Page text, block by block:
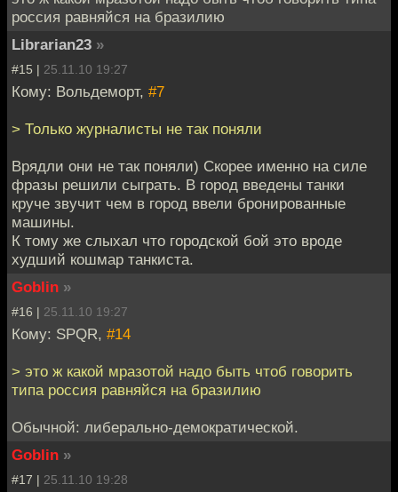
россия равняйся на бразилию
Librarian23 »
#15 | 25.11.10 19:27
Кому: Вольдеморт, #7
> Только журналисты не так поняли
Врядли они не так поняли) Скорее именно на силе
фразы решили сыграть. В город введены танки
круче звучит чем в город ввели бронированные
машины.
К тому же слыхал что городской бой это вроде
худший кошмар танкиста.
Goblin »
#16 | 25.11.10 19:27
Кому: SPQR, #14
> это ж какой мразотой надо быть чтоб говорить
типа россия равняйся на бразилию
Обычной: либерально-демократической.
Goblin »
#17 | 25.11.10 19:28